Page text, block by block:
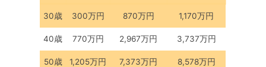
30歳 300万円 870万円 1,170万円
40歳 770万円 2,967万円 3,737万円
50歳 1,205万円 7,373万円 8,578万円